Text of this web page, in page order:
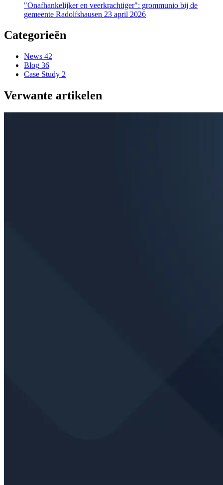
"Onafhankelijker en veerkrachtiger": grommunio bij de
gemeente Radolfshausen 23 april 2026
Categorieën
News 42
Blog 36
Case Study 2
Verwante artikelen